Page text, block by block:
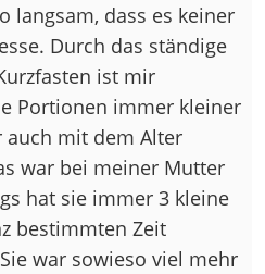
langsam, dass es keiner
Durch das ständige
ist mir
Portionen immer kleiner
auch mit dem Alter
war bei meiner Mutter
hat sie immer 3 kleine
bestimmten Zeit
war sowieso viel mehr